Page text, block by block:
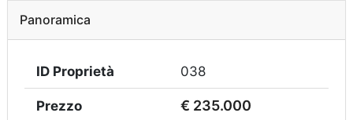
Panoramica
ID Proprietà 038
Prezzo € 235.000